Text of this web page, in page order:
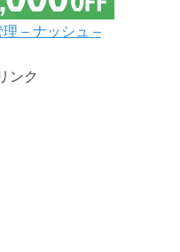
– ナッシュ –
ンク